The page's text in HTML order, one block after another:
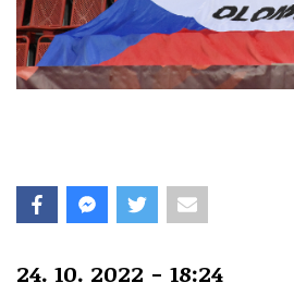
24. 10. 2022 - 18:24